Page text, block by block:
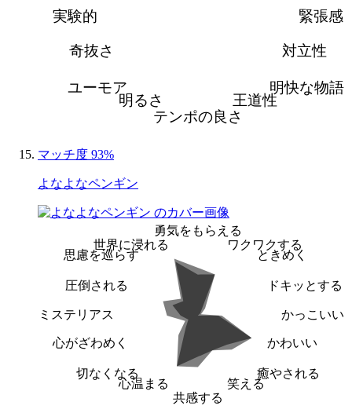
緊張感
対立性
明快な物語
王道性
テンポの良さ
明るさ
ユーモア
奇抜さ
実験的
マッチ度 93%
よなよなペンギン
勇気をもらえる
ワクワクする
ときめく
ドキッとする
かっこいい
かわいい
癒やされる
笑える
共感する
心温まる
切なくなる
心がざわめく
ミステリアス
圧倒される
思慮を巡らす
世界に浸れる